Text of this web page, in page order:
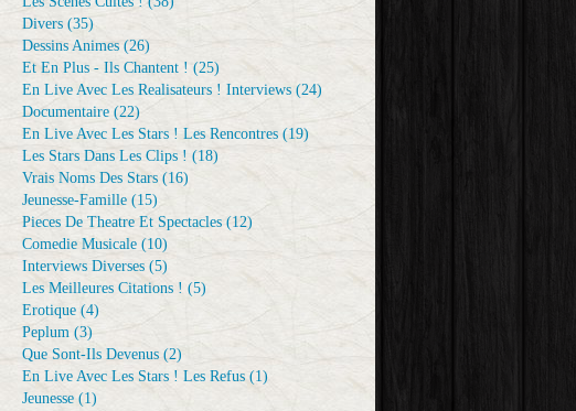
Divers (35)
Dessins Animes (26)
Et En Plus - Ils Chantent ! (25)
En Live Avec Les Realisateurs ! Interviews (24)
Documentaire (22)
En Live Avec Les Stars ! Les Rencontres (19)
Les Stars Dans Les Clips ! (18)
Vrais Noms Des Stars (16)
Jeunesse-Famille (15)
Pieces De Theatre Et Spectacles (12)
Comedie Musicale (10)
Interviews Diverses (5)
Les Meilleures Citations ! (5)
Erotique (4)
Peplum (3)
Que Sont-Ils Devenus (2)
En Live Avec Les Stars ! Les Refus (1)
Jeunesse (1)